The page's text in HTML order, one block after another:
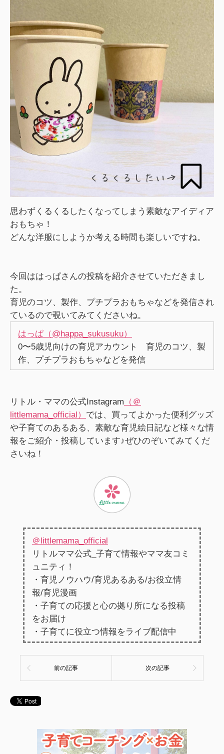
思わずくるくるしたくなってしまう素敵なアイディア
おもちゃ！
どんな洋服にしようか考える時間も楽しいですね。
今回ははっぱさんの投稿を紹介させていただきまし
た。
育児のコツ、製作、プチプラおもちゃなどを発信され
ているので覗いてみてくださいね。
はっぱ（@happa_sukusuku）
0〜5歳児向けの育児アカウント 育児のコツ、製
作、プチプラおもちゃなどを発信
リトル・ママの公式Instagram （＠
littlemama_official） では、買ってよかった便利グッズ
や子育てのあるある、素敵な育児絵日記など様々な情
報をご紹介・投稿しています♪ぜひのぞいてみてくだ
さいね！
＠littlemama_official
リトルママ公式_子育て情報やママ友コミ
ュニティ！
・育児ノウハウ/育児あるある/お役立情
報/育児漫画
・子育ての応援と心の拠り所になる投稿
をお届け
・子育てに役立つ情報をライブ配信中
前の記事 次の記事